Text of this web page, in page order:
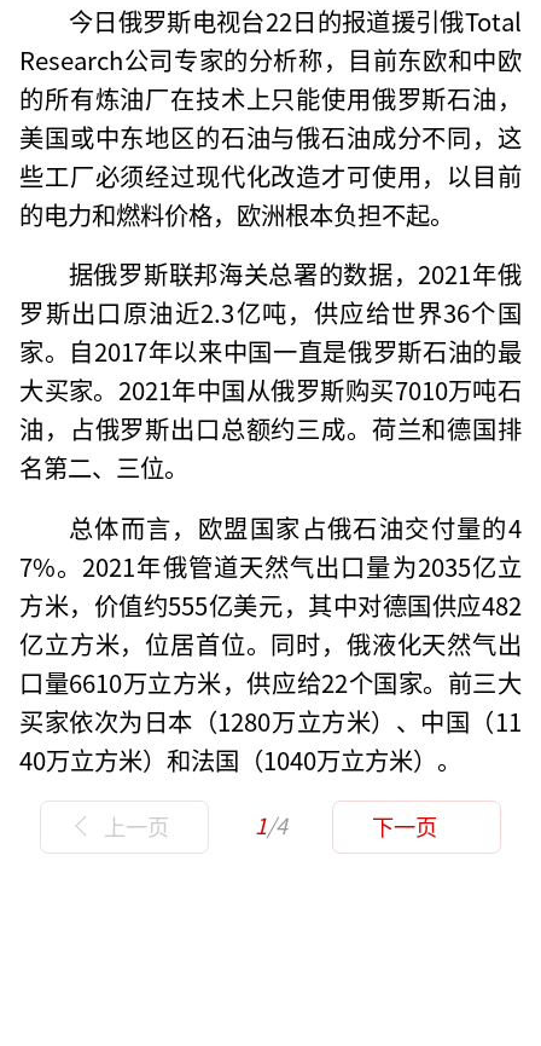
今日俄罗斯电视台22日的报道援引俄Total
Research公司专家的分析称，目前东欧和中欧
的所有炼油厂在技术上只能使用俄罗斯石油，
美国或中东地区的石油与俄石油成分不同，这
些工厂必须经过现代化改造才可使用，以目前
的电力和燃料价格，欧洲根本负担不起。
据俄罗斯联邦海关总署的数据，2021年俄
罗斯出口原油近2.3亿吨，供应给世界36个国
家。自2017年以来中国一直是俄罗斯石油的最
大买家。2021年中国从俄罗斯购买7010万吨石
油，占俄罗斯出口总额约三成。荷兰和德国排
名第二、三位。
总体而言，欧盟国家占俄石油交付量的4
7%。2021年俄管道天然气出口量为2035亿立
方米，价值约555亿美元，其中对德国供应482
亿立方米，位居首位。同时，俄液化天然气出
口量6610万立方米，供应给22个国家。前三大
买家依次为日本（1280万立方米）、中国（11
40万立方米）和法国（1040万立方米）。
上一页 1/4 下一页